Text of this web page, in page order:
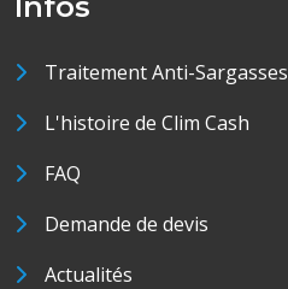
Traitement Anti-Sargasses
L'histoire de Clim Cash
FAQ
Demande de devis
Actualités